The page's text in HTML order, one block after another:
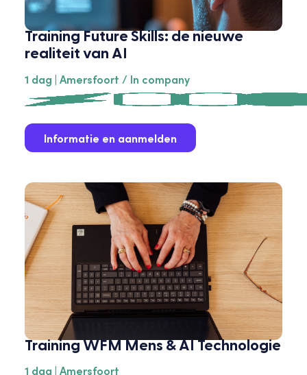
Training Future Skills: de nieuwe
realiteit van AI
1 dag | Amersfoort / In company
Informatie en aanmelden
Training WFM Mens & AI Technologie
1 dag | Amersfoort